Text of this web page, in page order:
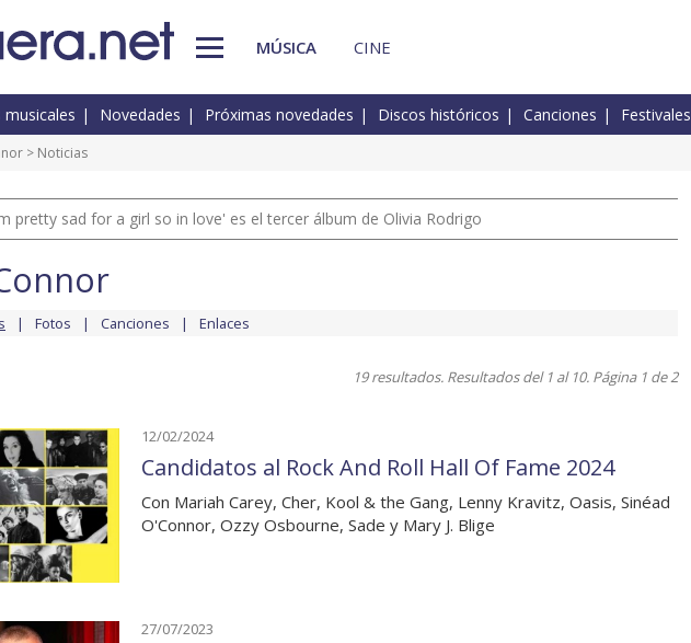
MÚSICA CINE
Novedades Próximas novedades Discos históricos Canciones Festivales
> Noticias
pretty sad for a girl so in love' es el tercer álbum de Olivia Rodrigo
Fotos Canciones Enlaces
19 resultados. Resultados del 1 al 10. Página 1 de 2
12/02/2024
Candidatos al Rock And Roll Hall Of Fame 2024
Con Mariah Carey, Cher, Kool & the Gang, Lenny Kravitz, Oasis, Sinéad
O'Connor, Ozzy Osbourne, Sade y Mary J. Blige
27/07/2023